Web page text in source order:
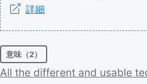
詳細
意味（2）
All the different and usable